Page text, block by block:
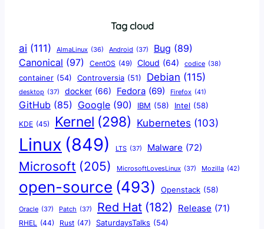
Tag cloud
ai (111) AlmaLinux (36) Android (37) Bug (89)
Canonical (97) CentOS (49) Cloud (64) codice (38)
container (54) Controversia (51) Debian (115)
desktop (37) docker (66) Fedora (69) Firefox (41)
GitHub (85) Google (90) IBM (58) Intel (58)
KDE (45) Kernel (298) Kubernetes (103)
Linux (849) LTS (37) Malware (72)
Microsoft (205) MicrosoftLovesLinux (37) Mozilla (42)
open-source (493) Openstack (58)
Oracle (37) Patch (37) Red Hat (182) Release (71)
RHEL (44) Rust (47) SaturdaysTalks (54)